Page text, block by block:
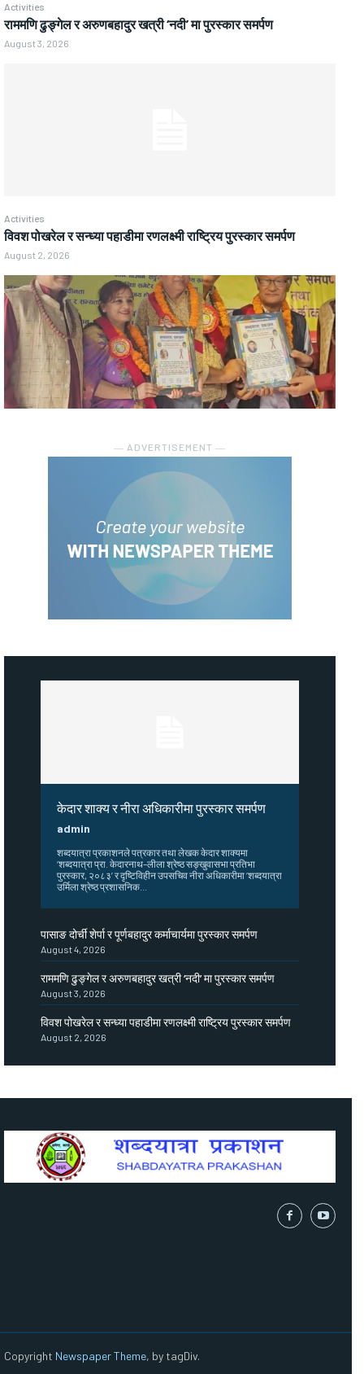
Activities
राममणि ढुङ्गेल र अरुणबहादुर खत्री ‘नदी’ मा पुरस्कार समर्पण
August 3, 2026
Activities
विवश पोखरेल र सन्ध्या पहाडीमा रणलक्ष्मी राष्ट्रिय पुरस्कार समर्पण
August 2, 2026
― ADVERTISEMENT ―
केदार शाक्य र नीरा अधिकारीमा पुरस्कार समर्पण
admin
शब्दयात्रा प्रकाशनले पत्रकार तथा लेखक केदार शाक्यमा
‘शब्दयात्रा प्रा. केदारनाथ–लीला श्रेष्ठ सङ्खुवासभा प्रतिभा
पुरस्कार, २०८३’ र दृष्टिविहीन उपसचिव नीरा अधिकारीमा ‘शब्दयात्रा
उर्मिला श्रेष्ठ प्रशासनिक...
पासाङ दोर्ची शेर्पा र पूर्णबहादुर कर्माचार्यमा पुरस्कार समर्पण
August 4, 2026
राममणि ढुङ्गेल र अरुणबहादुर खत्री ‘नदी’ मा पुरस्कार समर्पण
August 3, 2026
विवश पोखरेल र सन्ध्या पहाडीमा रणलक्ष्मी राष्ट्रिय पुरस्कार समर्पण
August 2, 2026
Copyright Newspaper Theme, by tagDiv.